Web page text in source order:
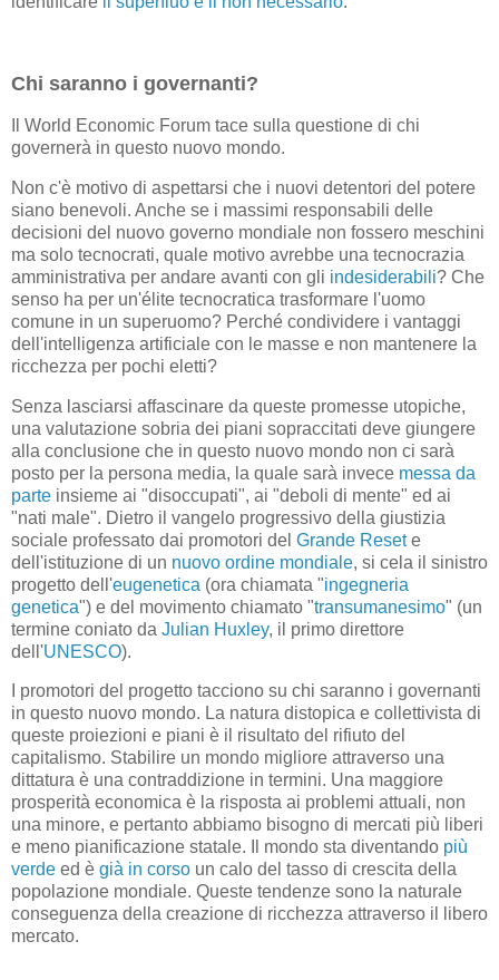
Chi saranno i governanti?
Il World Economic Forum tace sulla questione di chi
governerà in questo nuovo mondo.
Non c'è motivo di aspettarsi che i nuovi detentori del potere
siano benevoli. Anche se i massimi responsabili delle
decisioni del nuovo governo mondiale non fossero meschini
ma solo tecnocrati, quale motivo avrebbe una tecnocrazia
amministrativa per andare avanti con gli indesiderabili? Che
senso ha per un'élite tecnocratica trasformare l'uomo
comune in un superuomo? Perché condividere i vantaggi
dell'intelligenza artificiale con le masse e non mantenere la
ricchezza per pochi eletti?
Senza lasciarsi affascinare da queste promesse utopiche,
una valutazione sobria dei piani sopraccitati deve giungere
alla conclusione che in questo nuovo mondo non ci sarà
posto per la persona media, la quale sarà invece messa da
parte insieme ai "disoccupati", ai "deboli di mente" ed ai
"nati male". Dietro il vangelo progressivo della giustizia
sociale professato dai promotori del Grande Resete
dell'istituzione di un nuovo ordine mondiale, si cela il sinistro
progetto dell'eugenetica (ora chiamata "ingegneria
genetica") e del movimento chiamato "transumanesimo" (un
termine coniato da Julian Huxley, il primo direttore
dell'UNESCO).
I promotori del progetto tacciono su chi saranno i governanti
in questo nuovo mondo. La natura distopica e collettivista di
queste proiezioni e piani è il risultato del rifiuto del
capitalismo. Stabilire un mondo migliore attraverso una
dittatura è una contraddizione in termini. Una maggiore
prosperità economica è la risposta ai problemi attuali, non
una minore, e pertanto abbiamo bisogno di mercati più liberi
e meno pianificazione statale. Il mondo sta diventando più
verde ed è già in corso un calo del tasso di crescita della
popolazione mondiale. Queste tendenze sono la naturale
conseguenza della creazione di ricchezza attraverso il libero
mercato.